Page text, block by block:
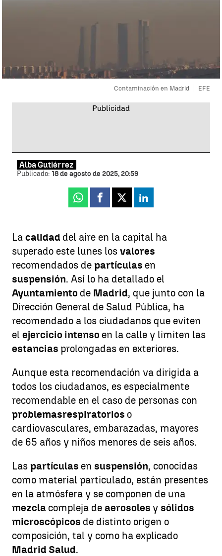
Contaminación en Madrid EFE
Alba Gutiérrez
Publicado: 18 de agosto de 2025, 20:59
Whatsapp
Facebook
X Linkedin
La calidad del aire en la capital ha
superado este lunes los valores
recomendados de partículas en
suspensión. Así lo ha detallado el
Ayuntamiento de Madrid, que junto con la
Dirección General de Salud Pública, ha
recomendado a los ciudadanos que eviten
el ejercicio intenso en la calle y limiten las
estancias prolongadas en exteriores.
Aunque esta recomendación va dirigida a
todos los ciudadanos, es especialmente
recomendable en el caso de personas con
problemasrespiratorios o
cardiovasculares, embarazadas, mayores
de 65 años y niños menores de seis años.
Las partículas en suspensión, conocidas
como material particulado, están presentes
en la atmósfera y se componen de una
mezcla compleja de aerosoles y sólidos
microscópicos de distinto origen o
composición, tal y como ha explicado
Madrid Salud.